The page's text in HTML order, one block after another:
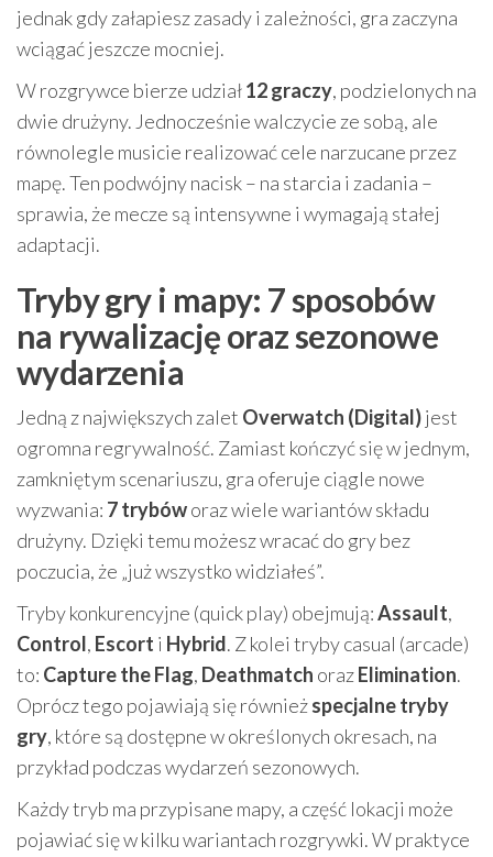
jednak gdy załapiesz zasady i zależności, gra zaczyna
wciągać jeszcze mocniej.
W rozgrywce bierze udział12 graczy, podzielonych na
dwie drużyny. Jednocześnie walczycie ze sobą, ale
równolegle musicie realizować cele narzucane przez
mapę. Ten podwójny nacisk – na starcia i zadania –
sprawia, że mecze są intensywne i wymagają stałej
adaptacji.
Tryby gry i mapy: 7 sposobów
na rywalizację oraz sezonowe
wydarzenia
Jedną z największych zalet Overwatch (Digital)jest
ogromna regrywalność. Zamiast kończyć się w jednym,
zamkniętym scenariuszu, gra oferuje ciągle nowe
wyzwania: 7 trybóworaz wiele wariantów składu
drużyny. Dzięki temu możesz wracać do gry bez
poczucia, że „już wszystko widziałeś”.
Tryby konkurencyjne (quick play) obejmują:Assault,
Control, Escort i Hybrid. Z kolei tryby casual (arcade)
to: Capture the Flag, Deathmatch orazElimination.
Oprócz tego pojawiają się równieżspecjalne tryby
gry, które są dostępne w określonych okresach, na
przykład podczas wydarzeń sezonowych.
Każdy tryb ma przypisane mapy, a część lokacji może
pojawiać się w kilku wariantach rozgrywki. W praktyce